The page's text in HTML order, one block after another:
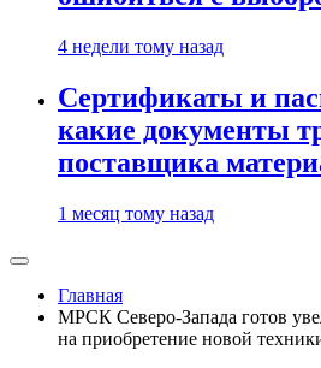
4 недели тому назад
Сертификаты и
какие документы
поставщика
1 месяц тому назад
Главная
МРСК Северо-Запада готов
на приобретение новой